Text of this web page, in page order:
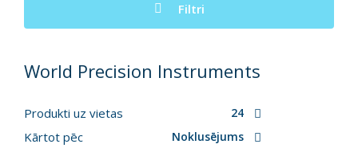
Filtri
World Precision Instruments
Produkti uz vietas 24
Kārtot pēc Noklusējums